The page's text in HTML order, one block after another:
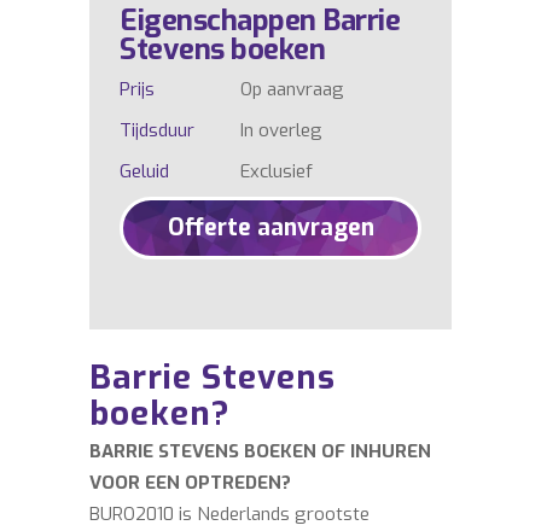
Eigenschappen Barrie
Stevens boeken
Prijs
Op aanvraag
Tijdsduur
In overleg
Geluid
Exclusief
Offerte aanvragen
Barrie Stevens
boeken?
BARRIE STEVENS BOEKEN OF INHUREN
VOOR EEN OPTREDEN?
BURO2010 is Nederlands grootste